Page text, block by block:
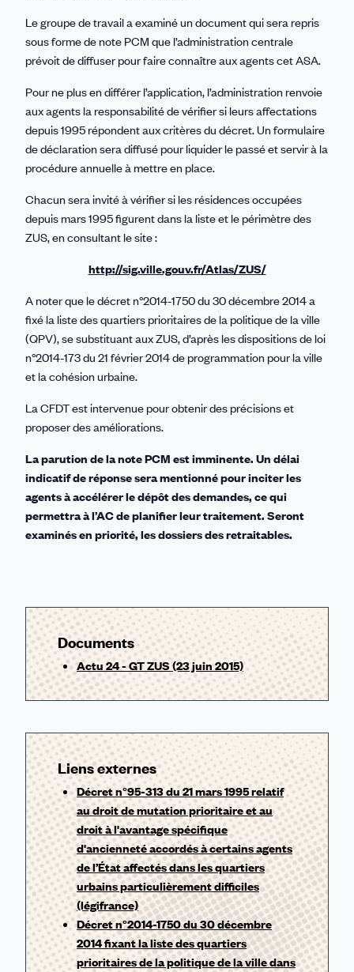
Le groupe de travail a examiné un document qui sera repris
sous forme de note PCM que l’administration centrale
prévoit de diffuser pour faire connaître aux agents cet ASA.
Pour ne plus en différer l’application, l’administration renvoie
aux agents la responsabilité de vérifier si leurs affectations
depuis 1995 répondent aux critères du décret. Un formulaire
de déclaration sera diffusé pour liquider le passé et servir à la
procédure annuelle à mettre en place.
Chacun sera invité à vérifier si les résidences occupées
depuis mars 1995 figurent dans la liste et le périmètre des
ZUS, en consultant le site :
http://sig.ville.gouv.fr/Atlas/ZUS/
A noter que le décret n°2014-1750 du 30 décembre 2014 a
fixé la liste des quartiers prioritaires de la politique de la ville
(QPV), se substituant aux ZUS, d’après les dispositions de loi
n°2014-173 du 21 février 2014 de programmation pour la ville
et la cohésion urbaine.
La CFDT est intervenue pour obtenir des précisions et
proposer des améliorations.
La parution de la note PCM est imminente. Un délai
indicatif de réponse sera mentionné pour inciter les
agents à accélérer le dépôt des demandes, ce qui
permettra à l’AC de planifier leur traitement. Seront
examinés en priorité, les dossiers des retraitables.
Documents
Actu 24 - GT ZUS (23 juin 2015)
Liens externes
Décret n°95-313 du 21 mars 1995 relatif
au droit de mutation prioritaire et au
droit à l'avantage spécifique
d'ancienneté accordés à certains agents
de l’État affectés dans les quartiers
urbains particulièrement difficiles
(légifrance)
Décret n°2014-1750 du 30 décembre
2014 fixant la liste des quartiers
prioritaires de la politique de la ville dans